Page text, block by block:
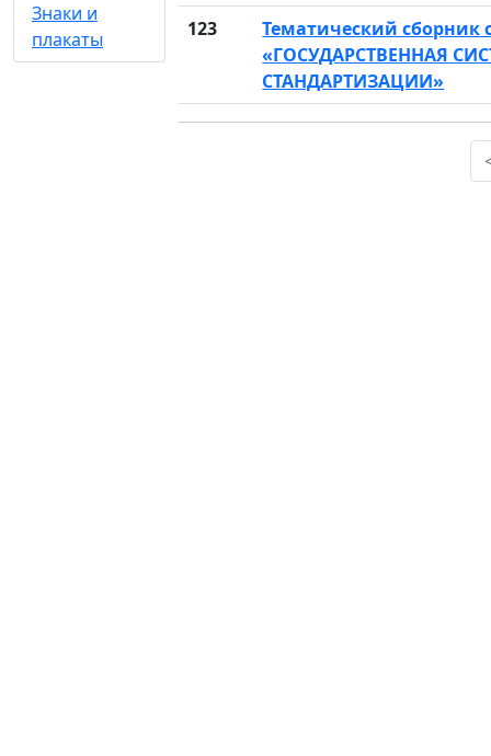
Знаки и
плакаты
123
Тематический сборник
«ГОСУДАРСТВЕННАЯ
СТАНДАРТИЗАЦИИ»